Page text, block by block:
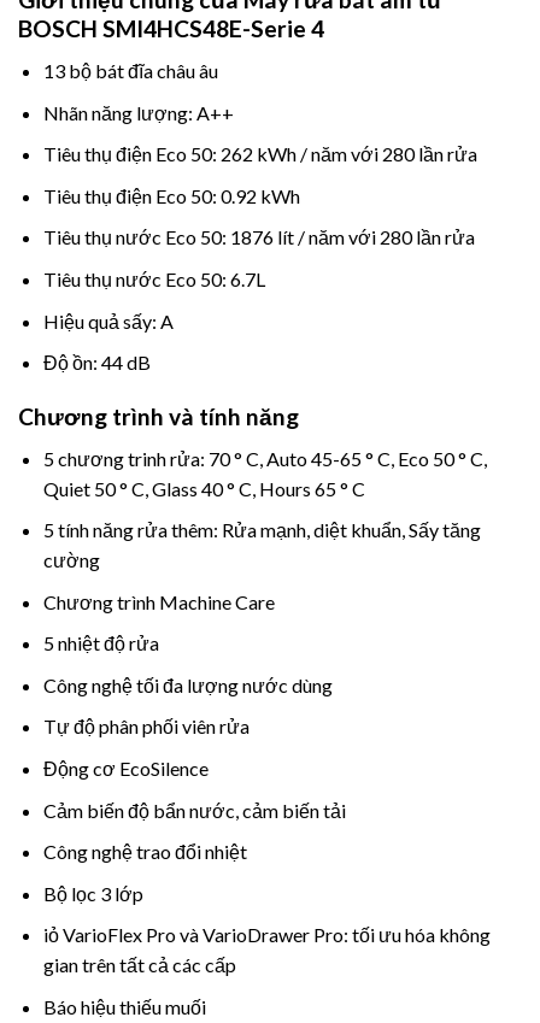
BOSCH SMI4HCS48E-Serie 4
13 bộ bát đĩa châu âu
Nhãn năng lượng: A++
Tiêu thụ điện Eco 50: 262 kWh / năm với 280 lần rửa
Tiêu thụ điện Eco 50: 0.92 kWh
Tiêu thụ nước Eco 50: 1876 lít / năm với 280 lần rửa
Tiêu thụ nước Eco 50: 6.7L
Hiệu quả sấy: A
Độ ồn: 44 dB
Chương trình và tính năng
5 chương trinh rửa: 70 ° C, Auto 45-65 ° C, Eco 50 ° C,
Quiet 50 ° C, Glass 40 ° C, Hours 65 ° C
5 tính năng rửa thêm: Rửa mạnh, diệt khuẩn, Sấy tăng
cường
Chương trình Machine Care
5 nhiệt độ rửa
Công nghệ tối đa lượng nước dùng
Tự độ phân phối viên rửa
Động cơ EcoSilence
Cảm biến độ bẩn nước, cảm biến tải
Công nghệ trao đổi nhiệt
Bộ lọc 3 lớp
iỏ VarioFlex Pro và VarioDrawer Pro: tối ưu hóa không
gian trên tất cả các cấp
Báo hiệu thiếu muối